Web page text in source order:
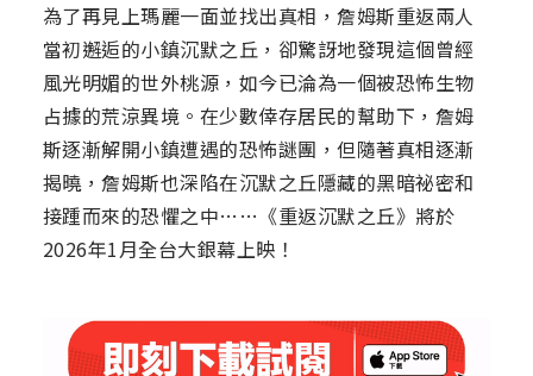
為了再見上瑪麗一面並找出真相，詹姆斯重返兩人
當初邂逅的小鎮沉默之丘，卻驚訝地發現這個曾經
風光明媚的世外桃源，如今已淪為一個被恐怖生物
占據的荒涼異境。在少數倖存居民的幫助下，詹姆
斯逐漸解開小鎮遭遇的恐怖謎團，但隨著真相逐漸
揭曉，詹姆斯也深陷在沉默之丘隱藏的黑暗祕密和
接踵而來的恐懼之中……《重返沉默之丘》將於
2026年1月全台大銀幕上映！